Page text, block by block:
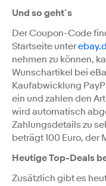
Und so geht´s
Der Coupon-Code
Startseite unter
nehmen zu können,
Wunschartikel bei
Kaufabwicklung
ein und zahlen den
wird automatisch
Zahlungsdetails zu
beträgt 100 Euro, der
Heutige Top-Deals
Zusätzlich gibt es